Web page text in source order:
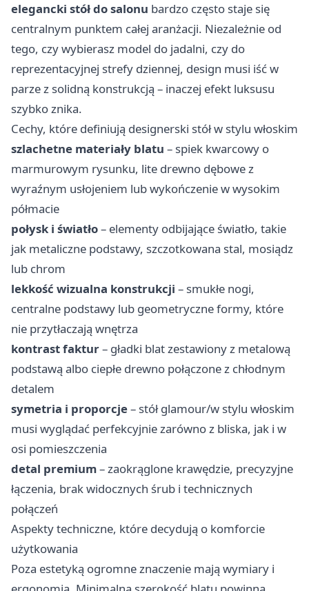
elegancki stół do salonu bardzo często staje się
centralnym punktem całej aranżacji. Niezależnie od
tego, czy wybierasz model do jadalni, czy do
reprezentacyjnej strefy dziennej, design musi iść w
parze z solidną konstrukcją – inaczej efekt luksusu
szybko znika.
Cechy, które definiują designerski stół w stylu włoskim
szlachetne materiały blatu – spiek kwarcowy o
marmurowym rysunku, lite drewno dębowe z
wyraźnym usłojeniem lub wykończenie w wysokim
półmacie
połysk i światło– elementy odbijające światło, takie
jak metaliczne podstawy, szczotkowana stal, mosiądz
lub chrom
lekkość wizualna konstrukcji – smukłe nogi,
centralne podstawy lub geometryczne formy, które
nie przytłaczają wnętrza
kontrast faktur– gładki blat zestawiony z metalową
podstawą albo ciepłe drewno połączone z chłodnym
detalem
symetria i proporcje– stół glamour/w stylu włoskim
musi wyglądać perfekcyjnie zarówno z bliska, jak i w
osi pomieszczenia
detal premium– zaokrąglone krawędzie, precyzyjne
łączenia, brak widocznych śrub i technicznych
połączeń
Aspekty techniczne, które decydują o komforcie
użytkowania
Poza estetyką ogromne znaczenie mają wymiary i